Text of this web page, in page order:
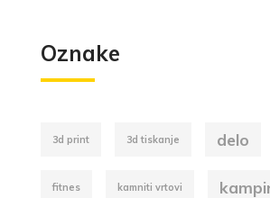
Oznake
3d print 3d tiskanje delo
fitnes kamniti vrtovi